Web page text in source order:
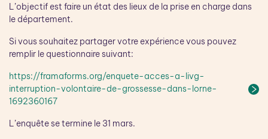
L’objectif est faire un état des lieux de la prise en charge dans
le département.
Si vous souhaitez partager votre expérience vous pouvez
remplir le questionnaire suivant:
https://framaforms.org/enquete-acces-a-livg-
interruption-volontaire-de-grossesse-dans-lorne-
1692360167
L’enquête se termine le 31 mars.